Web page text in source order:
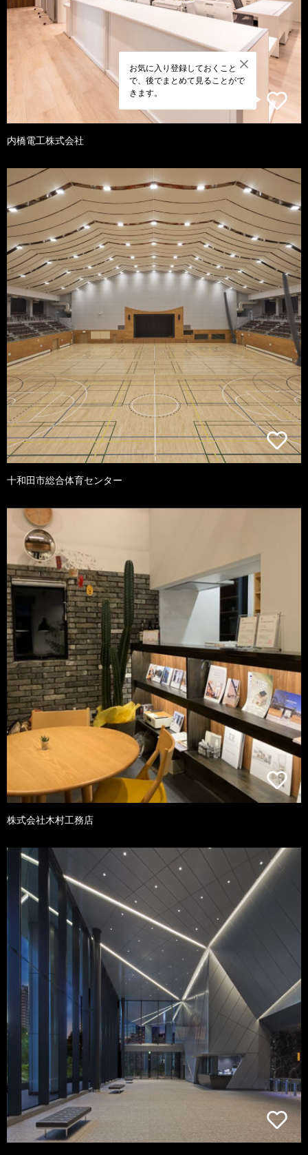
お気に入り登録しておくこと
で、後でまとめて見ることがで
きます。
内橋電工株式会社
十和田市総合体育センター
株式会社木村工務店